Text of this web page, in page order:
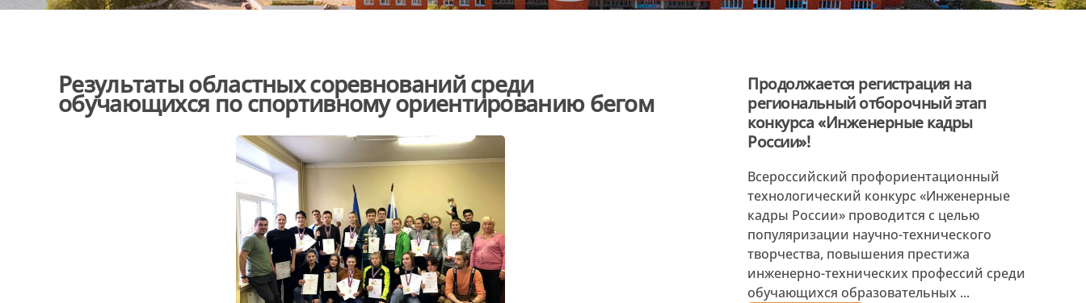
Результаты областных соревнований среди
обучающихся по спортивному ориентированию бегом
Продолжается регистрация на
региональный отборочный этап
конкурса «Инженерные кадры
России»!
Всероссийский профориентационный
технологический конкурс «Инженерные
кадры России» проводится с целью
популяризации научно-технического
творчества, повышения престижа
инженерно-технических профессий среди
обучающихся образовательных ...